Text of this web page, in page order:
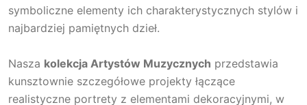
symboliczne elementy ich charakterystycznych stylów i
najbardziej pamiętnych dzieł.
Nasza kolekcja Artystów Muzycznych przedstawia
kunsztownie szczegółowe projekty łączące
realistyczne portrety z elementami dekoracyjnymi, w